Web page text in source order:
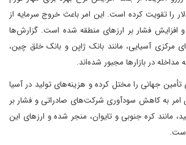
را تقویت کرده است. این امر باعث خروج سرمایه از
و افزایش فشار بر ارزهای منطقه شده است. گزارش‌ها
مرکزی آسیایی، مانند بانک ژاپن و بانک خلق چین،
در بازارها مجبور شده‌اند.
جهانی را مختل کرده و هزینه‌های تولید در آسیا
امر به کاهش سودآوری شرکت‌های صادراتی و فشار بر
مانند کره جنوبی و تایوان، منجر شده و ارزهای این